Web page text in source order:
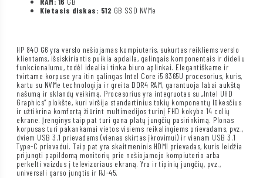
Kietasis diskas: 512 GB SSD NVMe
HP 840 G6 yra verslo nešiojamas kompiuteris, sukurtas reikliems verslo
klientams, išsiskiriantis puikia apdaila, galingais komponentais ir dideliu
funkcionalumu, todėl idealiai tinka biuro aplinkai. Elegantiškame ir
tvirtame korpuse yra itin galingas Intel Core i5 8365U procesorius, kuris,
kartu su NVMe technologija ir greita DDR4 RAM, garantuoja labai aukštą
našumą ir sklandų veikimą. Procesorius yra integruotas su „Intel UHD
Graphics“ plokšte, kuri viršija standartinius tokių komponentų lūkesčius
ir užtikrina komfortą žiūrint multimedijos turinį FHD kokybe 14 colių
ekrane. Įrenginys taip pat turi gana platų jungčių pasirinkimą. Plonas
korpusas turi pakankamai vietos visiems reikalingiems prievadams, pvz.,
dviem USB 3.1 prievadams (vienas skirtas įkrovimui) ir vienam USB 3.1
Type-C prievadui. Taip pat yra skaitmeninis HDMI prievadas, kuris leidžia
prijungti papildomą monitorių prie nešiojamojo kompiuterio arba
perkelti vaizdus į televizoriaus ekraną. Yra ir tipinių jungčių, pvz.,
universali garso jungtis ir RJ-45.